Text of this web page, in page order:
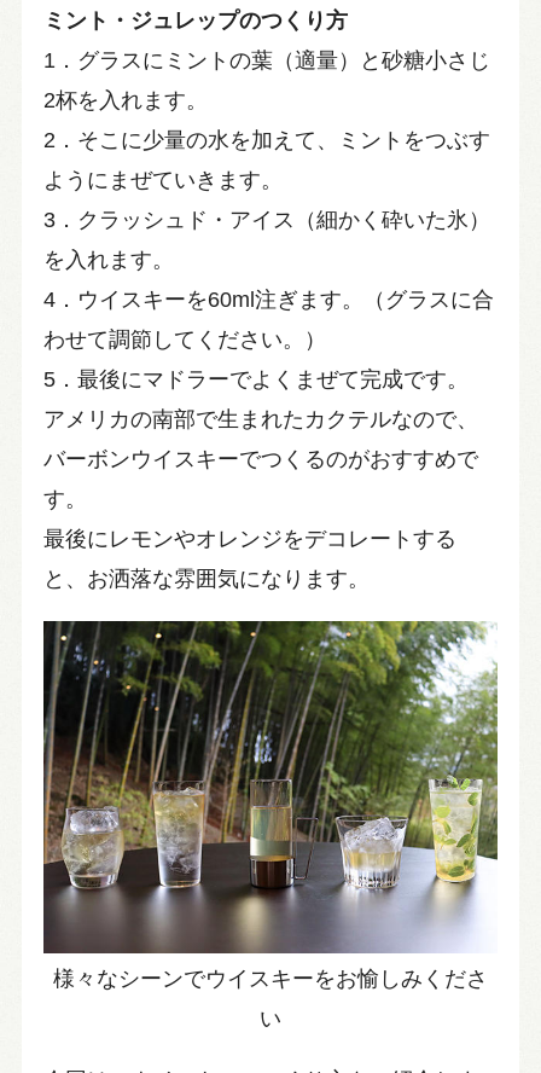
ミント・ジュレップのつくり方
1．グラスにミントの葉（適量）と砂糖小さじ
2杯を入れます。
2．そこに少量の水を加えて、ミントをつぶす
ようにまぜていきます。
3．クラッシュド・アイス（細かく砕いた氷）
を入れます。
4．ウイスキーを60ml注ぎます。（グラスに合
わせて調節してください。）
5．最後にマドラーでよくまぜて完成です。
アメリカの南部で生まれたカクテルなので、
バーボンウイスキーでつくるのがおすすめで
す。
最後にレモンやオレンジをデコレートする
と、お洒落な雰囲気になります。
様々なシーンでウイスキーをお愉しみくださ
い